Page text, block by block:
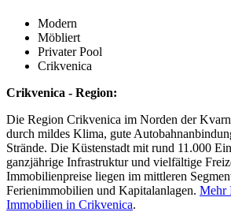
Modern
Möbliert
Privater Pool
Crikvenica
Crikvenica - Region:
Die Region Crikvenica im Norden der
durch mildes Klima, gute
Strände. Die Küstenstadt mit rund 11.000
ganzjährige Infrastruktur und vielfältige
Immobilienpreise liegen im mittleren
Ferienimmobilien und Kapitalanlagen. Mehr
Immobilien in Crikvenica.